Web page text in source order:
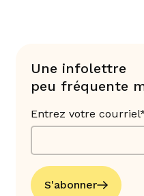
Une infolettre
peu fréquente
Entrez votre
S'abonner